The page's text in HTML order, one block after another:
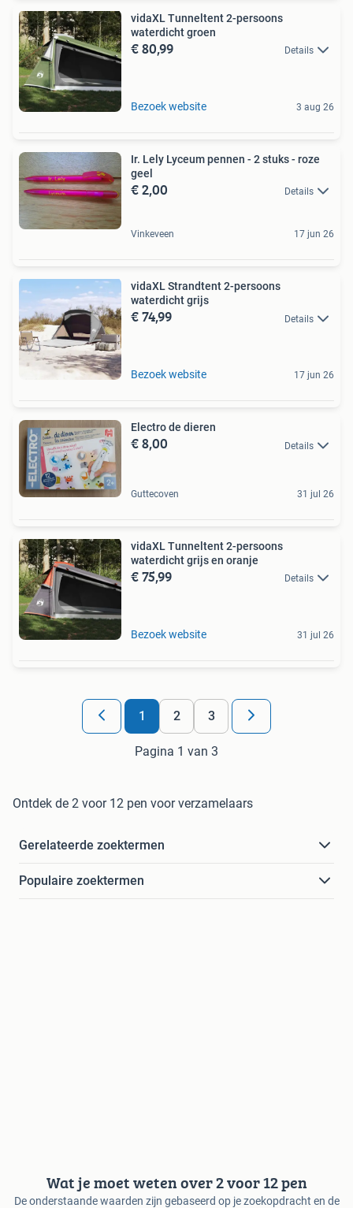
vidaXL Tunneltent 2-persoons
waterdicht groen
€ 80,99 Details
Bezoek website 3 aug 26
Ir. Lely Lyceum pennen - 2 stuks - roze
geel
€ 2,00 Details
Vinkeveen 17 jun 26
vidaXL Strandtent 2-persoons
waterdicht grijs
€ 74,99 Details
Bezoek website 17 jun 26
Electro de dieren
€ 8,00 Details
Guttecoven 31 jul 26
vidaXL Tunneltent 2-persoons
waterdicht grijs en oranje
€ 75,99 Details
Bezoek website 31 jul 26
1 2 3
Pagina 1 van 3
Ontdek de 2 voor 12 pen voor verzamelaars
Gerelateerde zoektermen
Populaire zoektermen
Wat je moet weten over 2 voor 12 pen
De onderstaande waarden zijn gebaseerd op je zoekopdracht en de